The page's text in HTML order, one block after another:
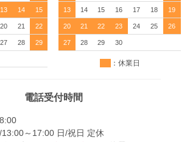
13 14 15
20 21 22
27 28 29
13 14 15 16 17 18 19
20 21 22 23 24 25 26
27 28 29 30
：休業日
電話受付時間
～17:00 日/祝日 定休